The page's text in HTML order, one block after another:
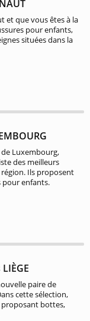
et que vous êtes à la
pour enfants,
situées dans la
Luxembourg,
des meilleurs
région. Ils proposent
pour enfants.
paire de
cette sélection,
proposant bottes,